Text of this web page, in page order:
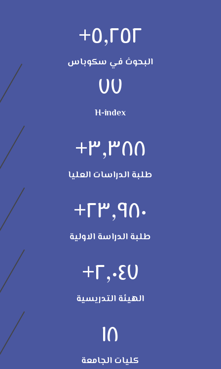
٥,٢٥٢+
البحوث في سكوباس
٧٧
H-index
٣,٣٨٨+
طلبة الدراسات العليا
٢٣,٩٨٠+
طلبة الدراسة الاولية
٢,٠٤٧+
الهيئة التدريسية
١٨
كليات الجامعة